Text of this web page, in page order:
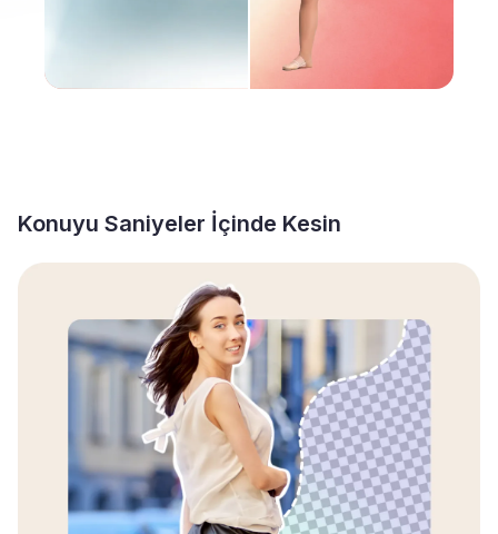
Konuyu Saniyeler İçinde Kesin